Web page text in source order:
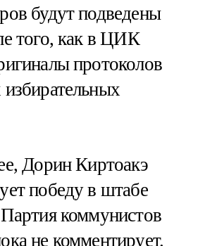
будут подведены
того, как в ЦИК
протоколов
Дорин Киртоакэ
победу в штабе
коммунистов
не комментирует.